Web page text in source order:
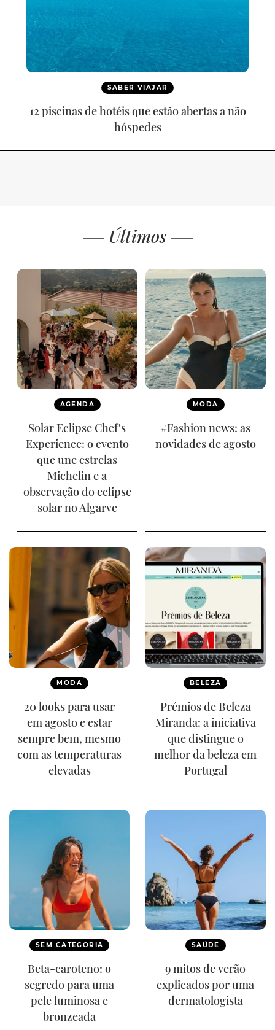
SABER VIAJAR
12 piscinas de hotéis que estão abertas a não
hóspedes
Últimos
AGENDA
Solar Eclipse Chef's
Experience: o evento
que une estrelas
Michelin e a
observação do eclipse
solar no Algarve
MODA
#Fashion news: as
novidades de agosto
MODA
20 looks para usar
em agosto e estar
sempre bem, mesmo
com as temperaturas
elevadas
BELEZA
Prémios de Beleza
Miranda: a iniciativa
que distingue o
melhor da beleza em
Portugal
SEM CATEGORIA
Beta-caroteno: o
segredo para uma
pele luminosa e
bronzeada
SAÚDE
9 mitos de verão
explicados por uma
dermatologista